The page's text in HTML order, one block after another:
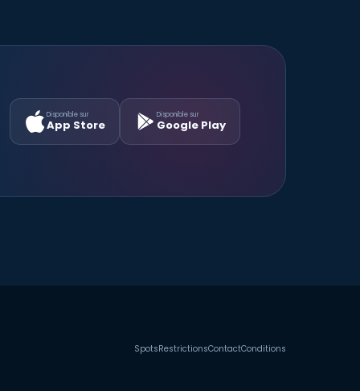
Disponible sur
App Store
Disponible sur
Google Play
SpotsRestrictionsContactConditions